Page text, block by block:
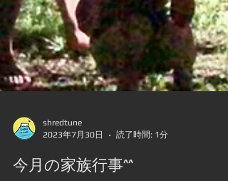
2023年7月30日
読了時間: 1分